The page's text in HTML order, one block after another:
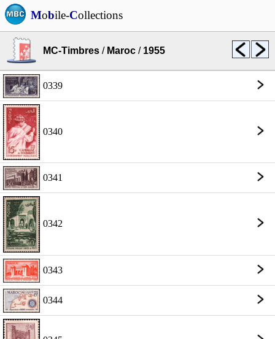
Mobile-Collections
MC-Timbres / Maroc / 1955
0339
0340
0341
0342
0343
0344